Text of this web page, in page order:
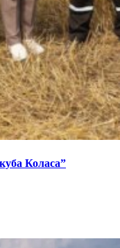
Коласа”